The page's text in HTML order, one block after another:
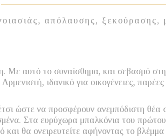
απόλαυσης,
Με αυτό το συναίσθημα, και σεβασμό
ιδανικό για οικογένειες,
ώστε να προσφέρουν ανεμπόδιστη θέα
Στα ευρύχωρα μπαλκόνια του
και θα ονειρευτείτε αφήνοντας το